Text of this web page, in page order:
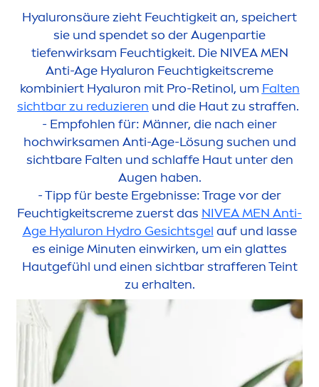
Hyaluronsäure zieht Feuchtigkeit an, speichert
sie und spendet so der Augenpartie
tiefenwirksam Feuchtigkeit. Die NIVEA MEN
Anti-Age Hyaluron Feuchtigkeitscreme
kombiniert Hyaluron mit Pro-Retinol, um Falten
sichtbar zu reduzieren und die Haut zu straffen.
- Empfohlen für: Männer, die nach einer
hochwirksamen Anti-Age-Lösung suchen und
sichtbare Falten und schlaffe Haut unter den
Augen haben.
- Tipp für beste Ergebnisse: Trage vor der
Feuchtigkeitscremezuerst das NIVEAMEN Anti-
Age Hyaluron Hydro Gesichtsgel auf und lasse
es einige Minuten einwirken, um ein glattes
Hautgefühl und einen sichtbar strafferen Teint
zu erhalten.